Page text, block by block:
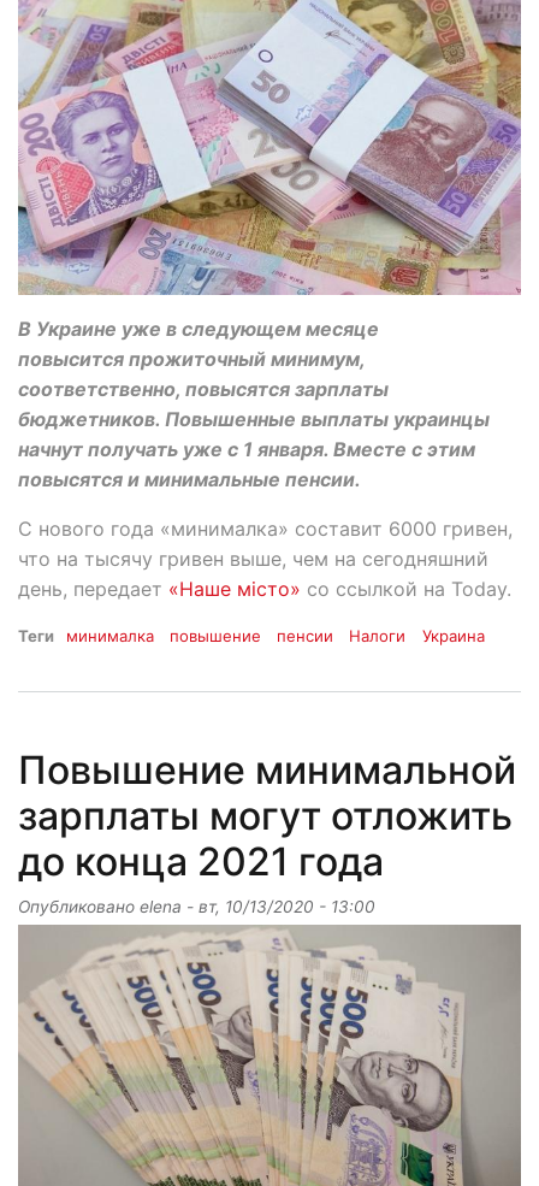
В Украине уже в следующем месяце
повысится прожиточный минимум,
соответственно, повысятся зарплаты
бюджетников. Повышенные выплаты украинцы
начнут получать уже с 1 января. Вместе с этим
повысятся и минимальные пенсии.
С нового года «минималка» составит 6000 гривен,
что на тысячу гривен выше, чем на сегодняшний
день, передает «Наше місто» со ссылкой на Today.
Теги минималка повышение пенсии Налоги Украина
Повышение минимальной
зарплаты могут отложить
до конца 2021 года
Опубликовано elena - вт, 10/13/2020 - 13:00